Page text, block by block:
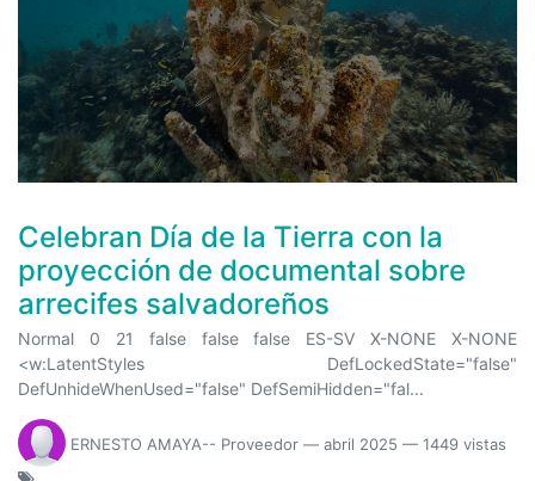
Celebran Día de la Tierra con la
proyección de documental sobre
arrecifes salvadoreños
Normal 0 21 false false false ES-SV X-NONE X-NONE
<w:LatentStyles DefLockedState="false"
DefUnhideWhenUsed="false" DefSemiHidden="fal...
ERNESTO AMAYA-- Proveedor — abril 2025 — 1449 vistas